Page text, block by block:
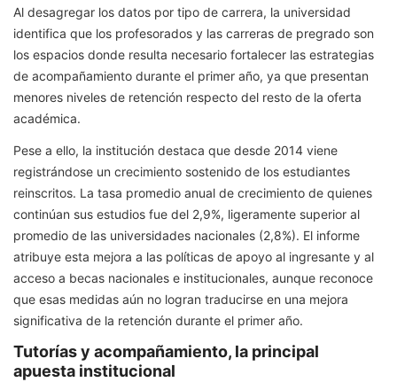
Al desagregar los datos por tipo de carrera, la universidad
identifica que los profesorados y las carreras de pregrado son
los espacios donde resulta necesario fortalecer las estrategias
de acompañamiento durante el primer año, ya que presentan
menores niveles de retención respecto del resto de la oferta
académica.
Pese a ello, la institución destaca que desde 2014 viene
registrándose un crecimiento sostenido de los estudiantes
reinscritos. La tasa promedio anual de crecimiento de quienes
continúan sus estudios fue del 2,9%, ligeramente superior al
promedio de las universidades nacionales (2,8%). El informe
atribuye esta mejora a las políticas de apoyo al ingresante y al
acceso a becas nacionales e institucionales, aunque reconoce
que esas medidas aún no logran traducirse en una mejora
significativa de la retención durante el primer año.
Tutorías y acompañamiento, la principal
apuesta institucional